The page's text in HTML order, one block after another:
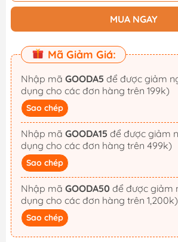
MUA NGAY
Mã Giảm Giá:
Nhập mã GOODA5
dụng cho các đơn hàng trên 199k)
Sao chép
Nhập mã GOODA15
dụng cho các đơn hàng trên 499k)
Sao chép
Nhập mã GOODA50
dụng cho các đơn hàng trên 1,200k)
Sao chép